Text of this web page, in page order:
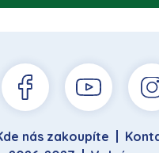
nás zakoupíte